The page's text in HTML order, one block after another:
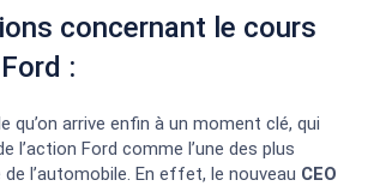
concernant le cours
:
qu’on arrive enfin à un moment clé, qui
l’action Ford comme l’une des plus
l’automobile. En effet, le nouveau CEO